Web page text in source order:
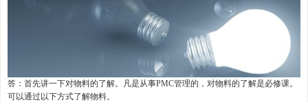
答：首先讲一下对物料的了解。凡是从事PMC管理的，对物料的了解是必修课。
可以通过以下方式了解物料。